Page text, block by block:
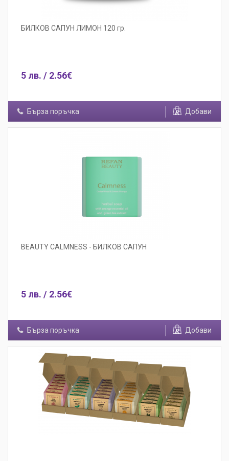
БИЛКОВ САПУН ЛИМОН 120 гр.
5 лв. / 2.56€
Бърза поръчка Добави
BEAUTY CALMNESS - БИЛКОВ САПУН
5 лв. / 2.56€
Бърза поръчка Добави